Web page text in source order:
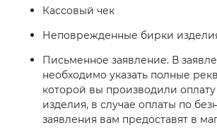
Кассовый чек
Неповрежденные бирки
Письменное заявление. В
необходимо указать полные
которой вы производили
изделия, в случае оплаты по
заявления вам предоставят в